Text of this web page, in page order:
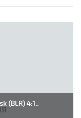
(BLR) 4:1..